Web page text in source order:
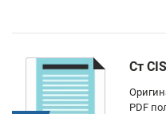
Ст
PDF